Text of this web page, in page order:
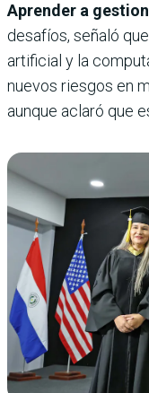
Aprender a
desafíos, señaló
artificial y la
nuevos riesgos en
aunque aclaró que